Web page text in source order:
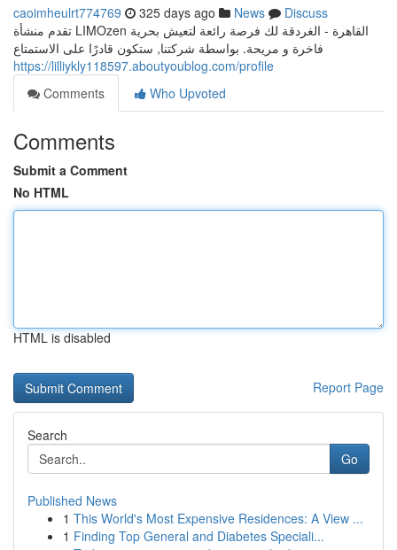
caoimheulrt774769 325 days ago News
Discuss
تقدم منشأة LIMOzen القاهرة - الغردقة لك فرصة رائعة لتعيش بحرية
فاخرة و مريحة. بواسطة شركتنا, ستكون قادرًا على الاستمتاع
https://lilliykly118597.aboutyoublog.com/profile
Comments
Who Upvoted
Comments
Submit a Comment
No HTML
HTML is disabled
Report Page
Search
Go
Published News
1 This World's Most Expensive Residences: A View ...
1 Finding Top General and Diabetes Speciali...